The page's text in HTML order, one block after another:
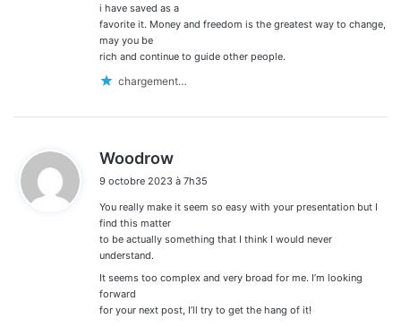
i have saved as a
favorite it. Money and freedom is the greatest way to change,
may you be
rich and continue to guide other people.
chargement…
Woodrow
t
9 octobre 2023 à 7h35
You really make it seem so easy with your presentation but I
find this matter
to be actually something that I think I would never
understand.
It seems too complex and very broad for me. I’m looking
forward
for your next post, I’ll try to get the hang of it!